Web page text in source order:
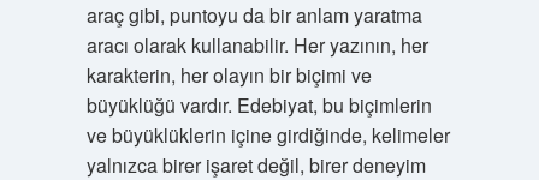
araç gibi, puntoyu da bir anlam yaratma
aracı olarak kullanabilir. Her yazının, her
karakterin, her olayın bir biçimi ve
büyüklüğü vardır. Edebiyat, bu biçimlerin
ve büyüklüklerin içine girdiğinde, kelimeler
yalnızca birer işaret değil, birer deneyim